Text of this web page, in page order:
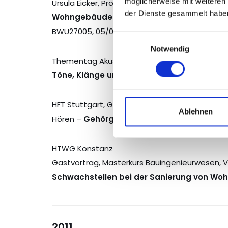
der Dienste gesammelt
Notwendig
Ablehnen
Ursula Eicker, Prof. Dr. Heinz-Martin Fischer:
Wohngebäuden – vom Altbau zum
BWU27005, 05/08 – 09/10
Thementag Akustik des MiNe-MINT e.V im
Töne, Klänge und Geräusche – aber was ist
HFT Stuttgart, Gesundheitstag
Hören – Gehörgefährdung durch Schall –
HTWG Konstanz
Gastvortrag, Masterkurs Bauingenieurwesen,
Schwachstellen bei der Sanierung von